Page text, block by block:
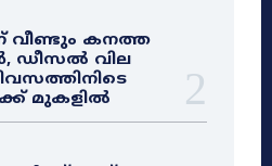
വീണ്ടും കനത്ത
ഡീസൽ വില
മുകളിൽ